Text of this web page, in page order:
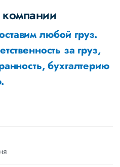
любой груз.
за груз,
бухгалтерию